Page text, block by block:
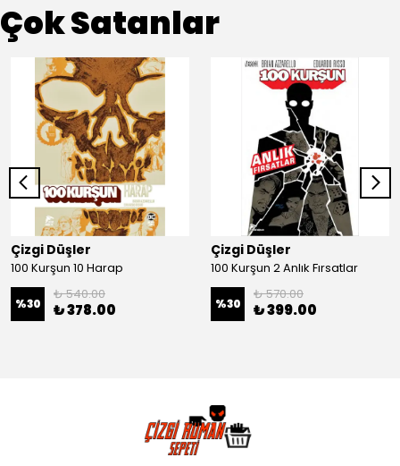
Çok Satanlar
Çizgi Düşler
100 Kurşun 10 Harap
%30
₺ 540.00
₺ 378.00
Çizgi Düşler
100 Kurşun 2 Anlık Fırsatlar
%30
₺ 570.00
₺ 399.00